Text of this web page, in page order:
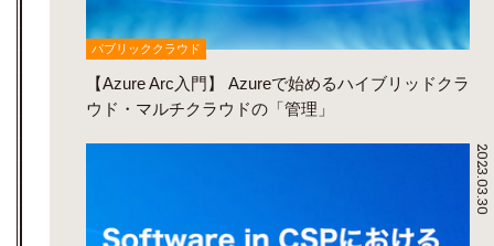
パブリッククラウド
【Azure Arc入門】 Azureで始めるハイブリッドクラ
ウド・マルチクラウドの「管理」
2023.03.30